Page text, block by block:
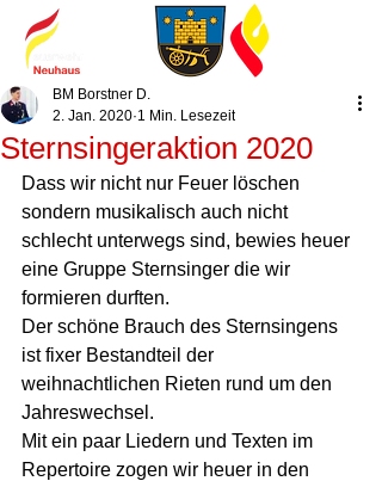
Sternsingeraktion 2020
BM Borstner D.
2. Jan. 2020 1 Min. Lesezeit
Dass wir nicht nur Feuer löschen
sondern musikalisch auch nicht
schlecht unterwegs sind, bewies heuer
eine Gruppe Sternsinger die wir
formieren durften.
Der schöne Brauch des Sternsingens
ist fixer Bestandteil der
weihnachtlichen Rieten rund um den
Jahreswechsel.
Mit ein paar Liedern und Texten im
Repertoire zogen wir heuer in den